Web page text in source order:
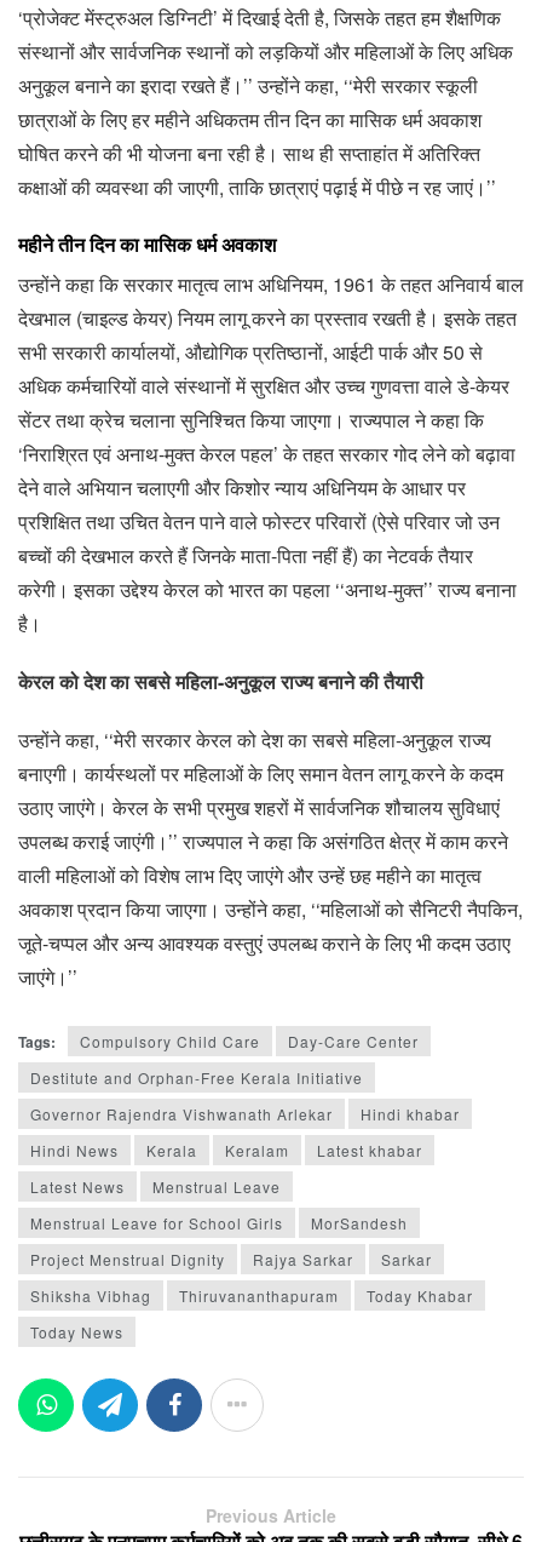
‘प्रोजेक्ट मेंस्ट्रुअल डिग्निटी’ में दिखाई देती है, जिसके तहत हम शैक्षणिक
संस्थानों और सार्वजनिक स्थानों को लड़कियों और महिलाओं के लिए अधिक
अनुकूल बनाने का इरादा रखते हैं।’’ उन्होंने कहा, ‘‘मेरी सरकार स्कूली
छात्राओं के लिए हर महीने अधिकतम तीन दिन का मासिक धर्म अवकाश
घोषित करने की भी योजना बना रही है। साथ ही सप्ताहांत में अतिरिक्त
कक्षाओं की व्यवस्था की जाएगी, ताकि छात्राएं पढ़ाई में पीछे न रह जाएं।’’
महीने तीन दिन का मासिक धर्म अवकाश
उन्होंने कहा कि सरकार मातृत्व लाभ अधिनियम, 1961 के तहत अनिवार्य बाल
देखभाल (चाइल्ड केयर) नियम लागू करने का प्रस्ताव रखती है। इसके तहत
सभी सरकारी कार्यालयों, औद्योगिक प्रतिष्ठानों, आईटी पार्क और 50 से
अधिक कर्मचारियों वाले संस्थानों में सुरक्षित और उच्च गुणवत्ता वाले डे-केयर
सेंटर तथा क्रेच चलाना सुनिश्चित किया जाएगा। राज्यपाल ने कहा कि
‘निराश्रित एवं अनाथ-मुक्त केरल पहल’ के तहत सरकार गोद लेने को बढ़ावा
देने वाले अभियान चलाएगी और किशोर न्याय अधिनियम के आधार पर
प्रशिक्षित तथा उचित वेतन पाने वाले फोस्टर परिवारों (ऐसे परिवार जो उन
बच्चों की देखभाल करते हैं जिनके माता-पिता नहीं हैं) का नेटवर्क तैयार
करेगी। इसका उद्देश्य केरल को भारत का पहला ‘‘अनाथ-मुक्त’’ राज्य बनाना
है।
केरल को देश का सबसे महिला-अनुकूल राज्य बनाने की तैयारी
उन्होंने कहा, ‘‘मेरी सरकार केरल को देश का सबसे महिला-अनुकूल राज्य
बनाएगी। कार्यस्थलों पर महिलाओं के लिए समान वेतन लागू करने के कदम
उठाए जाएंगे। केरल के सभी प्रमुख शहरों में सार्वजनिक शौचालय सुविधाएं
उपलब्ध कराई जाएंगी।’’ राज्यपाल ने कहा कि असंगठित क्षेत्र में काम करने
वाली महिलाओं को विशेष लाभ दिए जाएंगे और उन्हें छह महीने का मातृत्व
अवकाश प्रदान किया जाएगा। उन्होंने कहा, ‘‘महिलाओं को सैनिटरी नैपकिन,
जूते-चप्पल और अन्य आवश्यक वस्तुएं उपलब्ध कराने के लिए भी कदम उठाए
जाएंगे।’’
Tags: Compulsory Child Care
Day-Care Center
Destitute and Orphan-Free Kerala Initiative
Governor Rajendra Vishwanath Arlekar
Hindi khabar
Hindi News
Kerala Keralam
Latest khabar
Latest News
Menstrual Leave
Menstrual Leave for School Girls
MorSandesh
Project Menstrual Dignity
Rajya Sarkar
Sarkar
Shiksha Vibhag
Thiruvananthapuram
Today Khabar
Today News
Previous Article